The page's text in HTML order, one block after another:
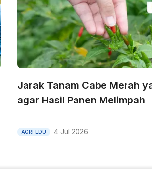
Jarak Tanam Cabe Merah
agar Hasil Panen Melimpah
AGRI EDU 4 Jul 2026